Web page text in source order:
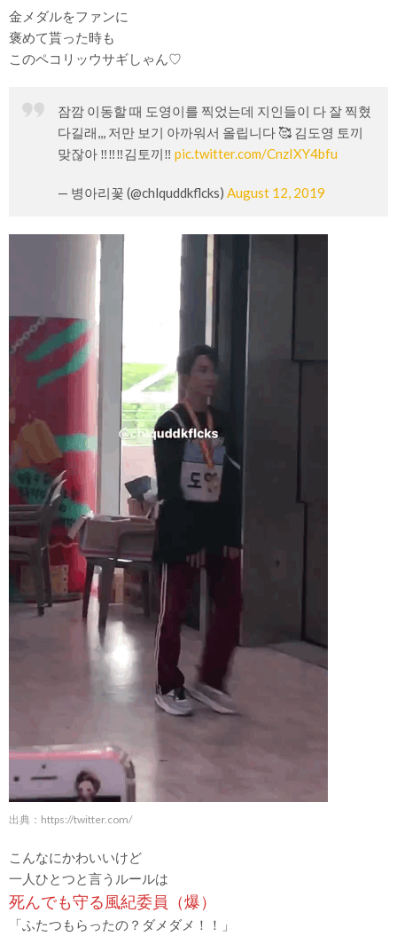
金メダルをファンに
褒めて貰った時も
このペコリッウサギしゃん♡
잠깜 이동할 때 도영이를 찍었는데 지인들이 다 잘 찍혔
다길래,,, 저만 보기 아까워서 올립니다 🥰 김도영 토끼
맞잖아 ‼️‼️‼️김토끼‼️ pic.twitter.com/CnzIXY4bfu
— 병아리꽃 (@chlquddkflcks) August 12, 2019
出典： https://twitter.com/
こんなにかわいいけど
一人ひとつと言うルールは
死んでも守る風紀委員（爆）
「ふたつもらったの？ダメダメ！！」